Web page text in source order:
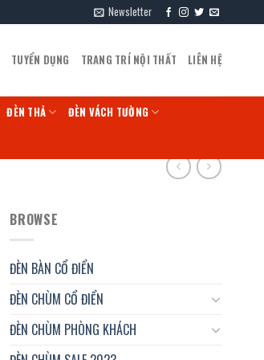
Newsletter
TUYỂN DỤNG TRANG TRÍ NỘI THẤT LIÊN HỆ
ĐÈN THẢ ĐÈN VÁCH TƯỜNG
BROWSE
ĐÈN BÀN CỔ ĐIỂN
ĐÈN CHÙM CỔ ĐIỂN
ĐÈN CHÙM PHÒNG KHÁCH